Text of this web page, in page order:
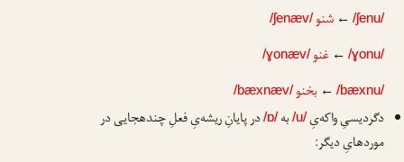
/ʃenu/
←شنو/ʃenæv/
/ɣonu/
←غنو/ɣonæv/
/bæxnu/
← بخنو/bæxnæv/
دگردیسیِ واکه‌یِ/u/به/ɒ/در پایانِ ریشه‌یِ فعلِ چندهجایی در
موردهایِ دیگر: